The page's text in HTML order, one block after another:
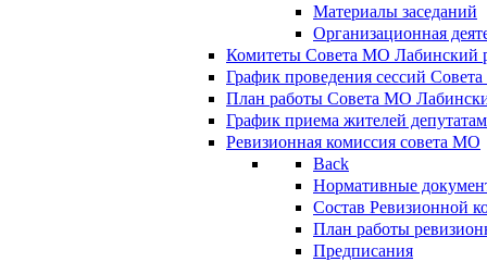
Материалы заседаний
Организационная
Комитеты Совета МО Лабинский
График проведения сессий
План работы Совета МО
График приема жителей
Ревизионная комиссия совета МО
Back
Нормативные
Состав Ревизионной
План работы
Предписания